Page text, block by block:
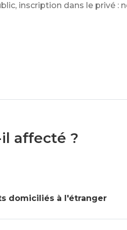
inscription dans le privé :
affecté ?
domiciliés à l'étranger